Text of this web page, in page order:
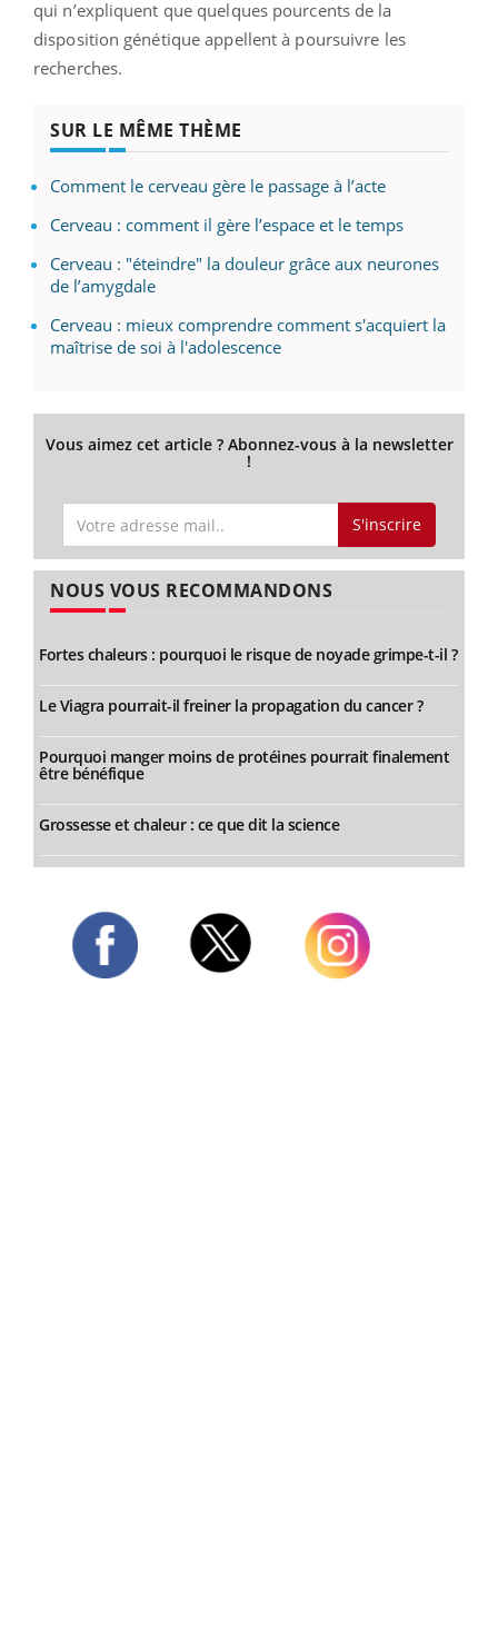
qui n’expliquent que quelques pourcents de la
disposition génétique appellent à poursuivre les
recherches.
SUR LE MÊME THÈME
Comment le cerveau gère le passage à l’acte
Cerveau : comment il gère l’espace et le temps
Cerveau : "éteindre" la douleur grâce aux neurones
de l’amygdale
Cerveau : mieux comprendre comment s'acquiert la
maîtrise de soi à l'adolescence
Vous aimez cet article ? Abonnez-vous à la newsletter
!
S'inscrire
NOUS VOUS RECOMMANDONS
Fortes chaleurs : pourquoi le risque de noyade grimpe-t-il ?
Le Viagra pourrait-il freiner la propagation du cancer ?
Pourquoi manger moins de protéines pourrait finalement
être bénéfique
Grossesse et chaleur : ce que dit la science